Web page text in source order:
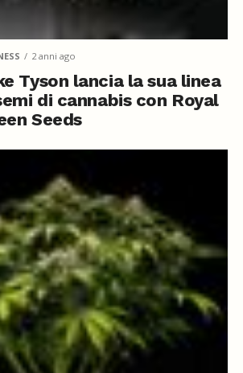
2 anni ago
Tyson lancia la sua linea
di cannabis con Royal
Seeds